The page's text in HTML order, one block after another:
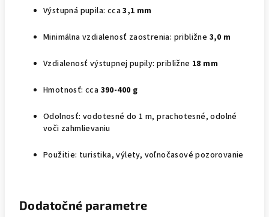
Výstupná pupila: cca3,1 mm
Minimálna vzdialenosť zaostrenia: približne 3,0 m
Vzdialenosť výstupnej pupily: približne 18 mm
Hmotnosť: cca 390-400 g
Odolnosť: vodotesné do 1 m, prachotesné, odolné
voči zahmlievaniu
Použitie: turistika, výlety, voľnočasové pozorovanie
Dodatočné parametre